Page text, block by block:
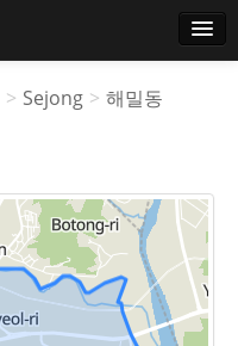
> Sejong > 해밀동